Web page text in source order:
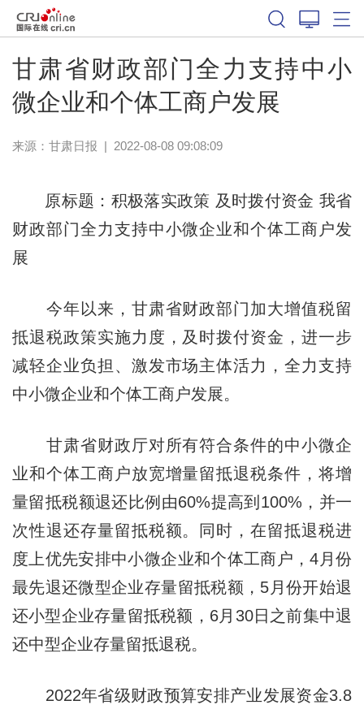
甘肃省财政部门全力支持中小
微企业和个体工商户发展
来源： 甘肃日报 | 2022-08-08 09:08:09
原标题：积极落实政策 及时拨付资金 我省
财政部门全力支持中小微企业和个体工商户发
展
今年以来，甘肃省财政部门加大增值税留
抵退税政策实施力度，及时拨付资金，进一步
减轻企业负担、激发市场主体活力，全力支持
中小微企业和个体工商户发展。
甘肃省财政厅对所有符合条件的中小微企
业和个体工商户放宽增量留抵退税条件，将增
量留抵税额退还比例由60%提高到100%，并一
次性退还存量留抵税额。同时，在留抵退税进
度上优先安排中小微企业和个体工商户，4月份
最先退还微型企业存量留抵税额，5月份开始退
还小型企业存量留抵税额，6月30日之前集中退
还中型企业存量留抵退税。
2022年省级财政预算安排产业发展资金3.8